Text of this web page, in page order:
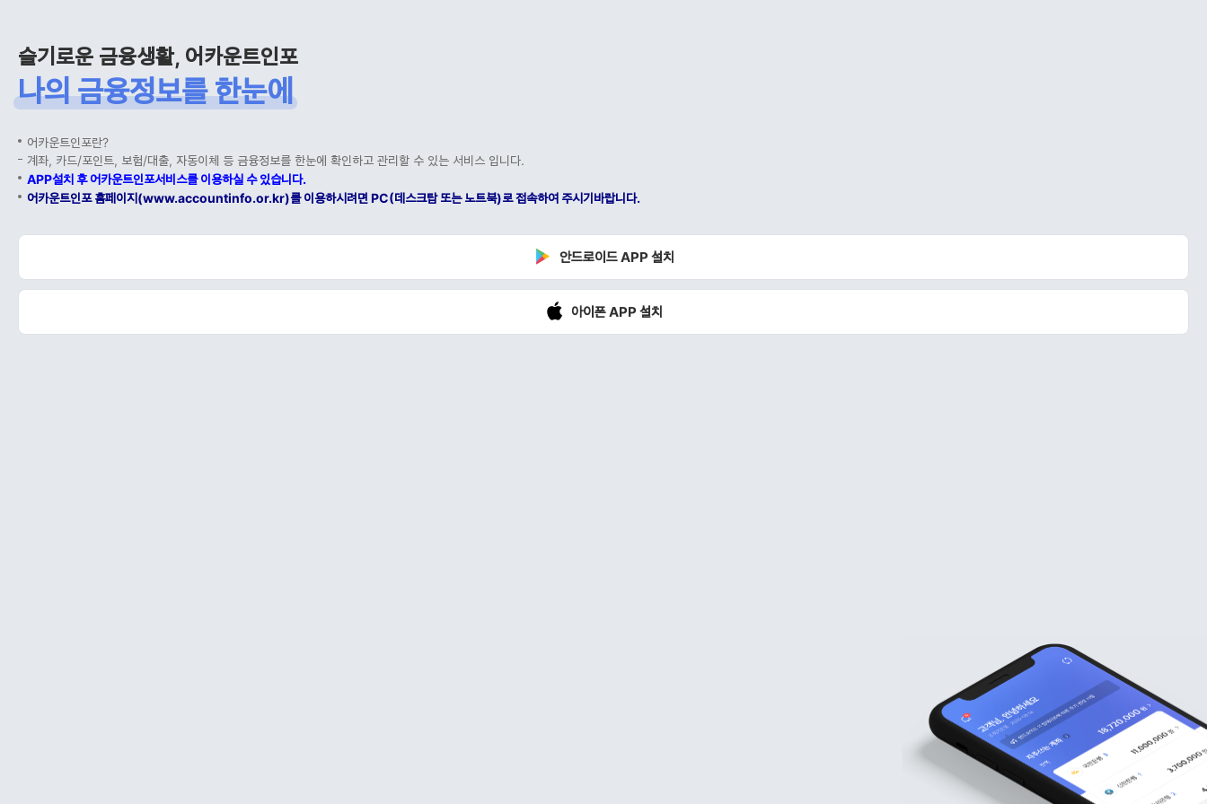
슬기로운 금융생활, 어카운트인포
나의 금융정보를 한눈에
어카운트인포란?
계좌, 카드/포인트, 보험/대출, 자동이체 등 금융정보를 한눈에 확인하고 관리할 수 있는 서비스 입니다.
APP설치 후 어카운트인포서비스를 이용하실 수 있습니다.
어카운트인포 홈페이지(www.accountinfo.or.kr)를 이용하시려면 PC(데스크탑 또는 노트북)로 접속하여 주시기바랍니다.
안드로이드 APP 설치
아이폰 APP 설치